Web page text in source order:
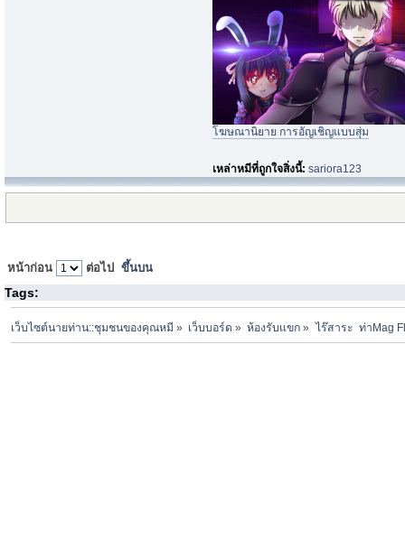
โฆษณานิยาย การอัญเชิญแบบสุ่ม
เหล่าหมีที่ถูกใจสิ่งนี้:sariora123
หน้าก่อน ต่อไป ขึ้นบน
Tags:
เว็บไซต์นายท่าน::ชุมชนของคุณหมี » เว็บบอร์ด » ห้องรับแขก » ไร๊สาระ  ท่าMag